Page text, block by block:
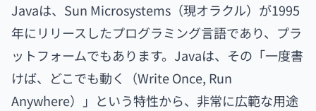
Javaは、Sun Microsystems（現オラクル）が1995
年にリリースしたプログラミング言語であり、プラ
ットフォームでもあります。Javaは、その「一度書
けば、どこでも動く（Write Once, Run
Anywhere）」という特性から、非常に広範な用途